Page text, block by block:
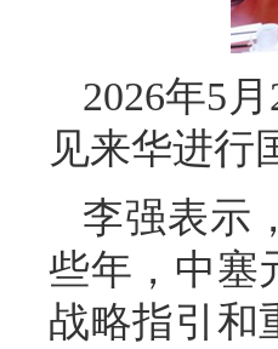
2026年5
见来华进行
李强表示
些年，中塞
战略指引和